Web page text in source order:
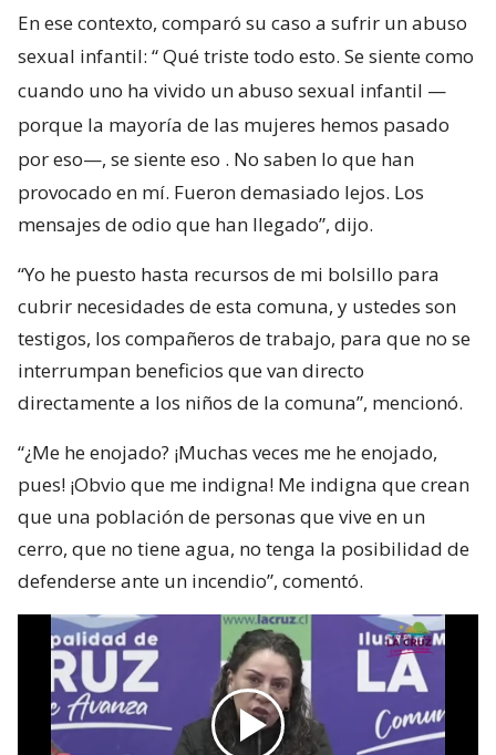
En ese contexto, comparó su caso a sufrir un abuso
sexual infantil: “Qué triste todo esto. Se siente como
cuando uno ha vivido un abuso sexual infantil —
porque la mayoría de las mujeres hemos pasado
por eso—, se siente eso . No saben lo que han
provocado en mí. Fueron demasiado lejos. Los
mensajes de odio que han llegado”, dijo.
“Yo he puesto hasta recursos de mi bolsillo para
cubrir necesidades de esta comuna, y ustedes son
testigos, los compañeros de trabajo, para que no se
interrumpan beneficios que van directo
directamente a los niños de la comuna”, mencionó.
“¿Me he enojado? ¡Muchas veces me he enojado,
pues! ¡Obvio que me indigna! Me indigna que crean
que una población de personas que vive en un
cerro, que no tiene agua, no tenga la posibilidad de
defenderse ante un incendio”, comentó.